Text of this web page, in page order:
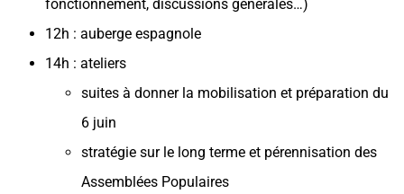
fonctionnement, discussions générales…)
12h : auberge espagnole
14h : ateliers
suites à donner la mobilisation et préparation du
6 juin
stratégie sur le long terme et pérennisation des
Assemblées Populaires